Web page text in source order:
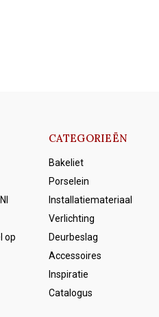
op
CATEGORIEËN
Bakeliet
Porselein
Installatiemateriaal
Verlichting
Deurbeslag
Accessoires
Inspiratie
Catalogus